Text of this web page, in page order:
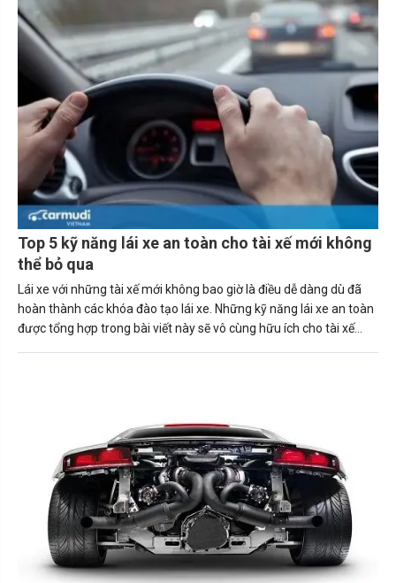
Top 5 kỹ năng lái xe an toàn cho tài xế mới không
thể bỏ qua
Lái xe với những tài xế mới không bao giờ là điều dễ dàng dù đã
hoàn thành các khóa đào tạo lái xe. Những kỹ năng lái xe an toàn
được tổng hợp trong bài viết này sẽ vô cùng hữu ích cho tài xế